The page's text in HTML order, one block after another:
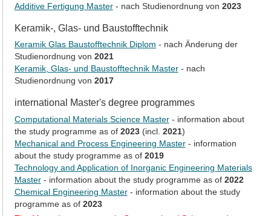
Additive Fertigung Master- nach Studienordnung von 2023
Keramik-, Glas- und Baustofftechnik
Keramik Glas Baustofftechnik Diplom - nach Änderung der
Studienordnung von 2021
Keramik, Glas- und Baustofftechnik Master- nach
Studienordnung von 2017
international Master's degree programmes
Computational Materials Science Master- information about
the study programme as of 2023(incl. 2021)
Mechanical and Process Engineering Master- information
about the study programme as of 2019
Technology and Application of Inorganic Engineering Materials
Master- information about the study programme as of 2022
Chemical Engineering Master- information about the study
programme as of 2023